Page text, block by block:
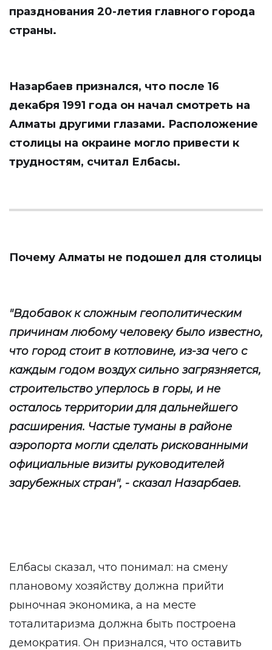
празднования 20-летия главного города
страны.
Назарбаев признался, что после 16
декабря 1991 года он начал смотреть на
Алматы другими глазами. Расположение
столицы на окраине могло привести к
трудностям, считал Елбасы.
Почему Алматы не подошел для столицы
"Вдобавок к сложным геополитическим
причинам любому человеку было известно,
что город стоит в котловине, из-за чего с
каждым годом воздух сильно загрязняется,
строительство уперлось в горы, и не
осталось территории для дальнейшего
расширения. Частые туманы в районе
аэропорта могли сделать рискованными
официальные визиты руководителей
зарубежных стран", - сказал Назарбаев.
Елбасы сказал, что понимал: на смену
плановому хозяйству должна прийти
рыночная экономика, а на месте
тоталитаризма должна быть построена
демократия. Он признался, что оставить